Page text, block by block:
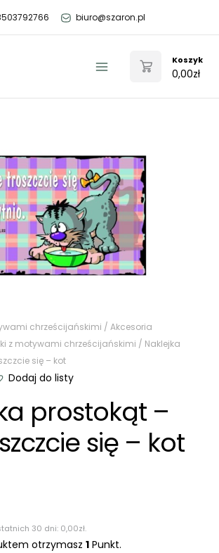
biuro@szaron.pl
Menu
Koszyk
0,00zł
chrześcijańskimi / Akcesoria
z motywami chrześcijańskimi / Naklejka
się – kot
Dodaj do listy
prostokąt –
się – kot
30 dni: 0,00zł.
otrzymasz 1 Punkt.